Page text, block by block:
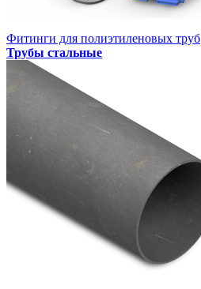
Фитинги для полиэтиленовых труб
Трубы стальные